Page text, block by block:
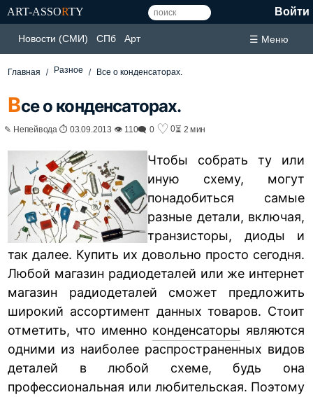
ART-ASSORTY Войти
Новости (СМИ) СПб Арт ☰ Меню
Главная Разное Все о конденсаторах.
Все о конденсаторах.
✎ Непейвода ⏱ 03.09.2013 👁 110🗨 0 ♡ 0⏳ 2 мин
Чтобы собрать ту или
иную схему, могут
понадобиться самые
разные детали, включая,
транзисторы, диоды и
так далее. Купить их довольно просто сегодня.
Любой магазин радиодеталей или же интернет
магазин радиодеталей сможет предложить
широкий ассортимент данных товаров. Стоит
отметить, что именно конденсаторы являются
одними из наиболее распространенных видов
деталей в любой схеме, будь она
профессиональная или любительская. Поэтому